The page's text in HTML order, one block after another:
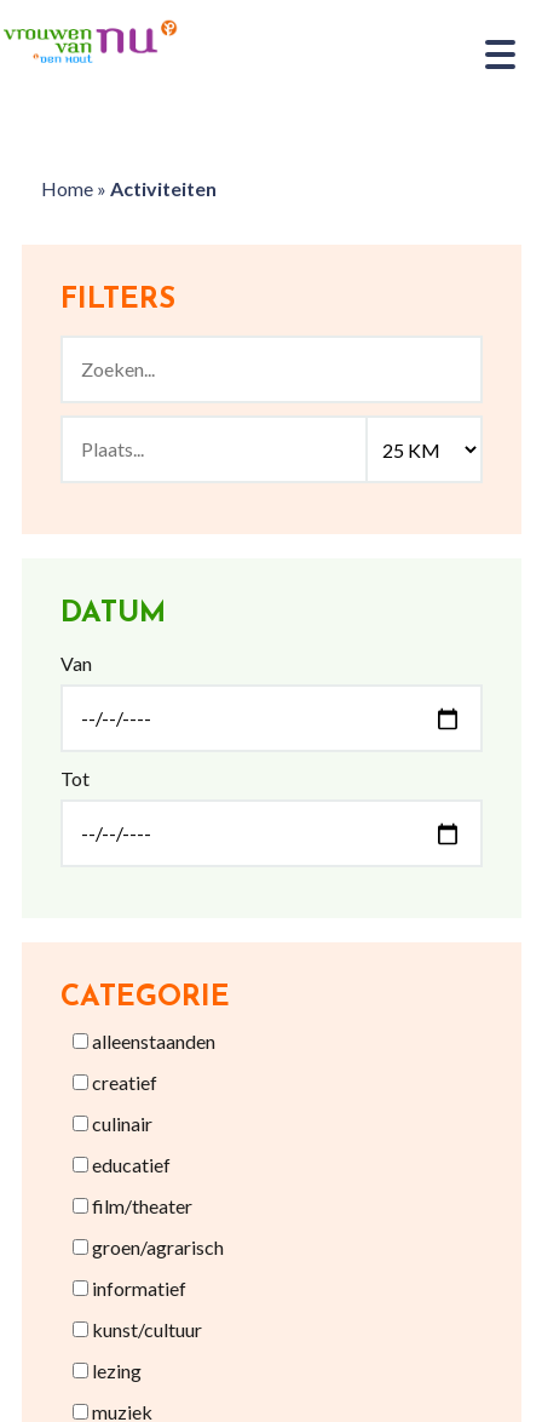
Home» Activiteiten
FILTERS
DATUM
Van
Tot
CATEGORIE
alleenstaanden
creatief
culinair
educatief
film/theater
groen/agrarisch
informatief
kunst/cultuur
lezing
muziek